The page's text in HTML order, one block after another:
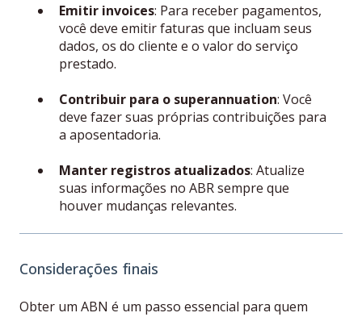
Emitir invoices: Para receber pagamentos,
você deve emitir faturas que incluam seus
dados, os do cliente e o valor do serviço
prestado.
Contribuir para o superannuation: Você
deve fazer suas próprias contribuições para
a aposentadoria.
Manter registros atualizados: Atualize
suas informações no ABR sempre que
houver mudanças relevantes.
Considerações finais
Obter um ABN é um passo essencial para quem